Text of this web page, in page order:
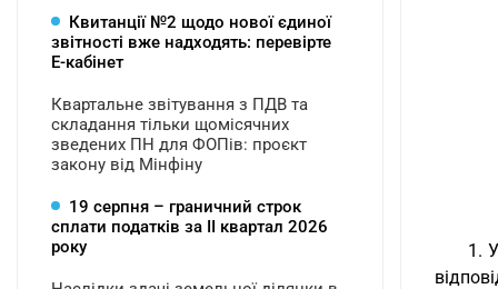
1.
Квитанції №2 щодо нової єдиної
звітності вже надходять: перевірте
Е-кабінет
Квартальне звітування з ПДВ та
складання тільки щомісячних
зведених ПН для ФОПів: проєкт
закону від Мінфіну
19 серпня – граничний строк
сплати податків за ІI квартал 2026
року